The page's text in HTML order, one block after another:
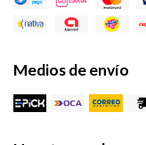
Medios de envío